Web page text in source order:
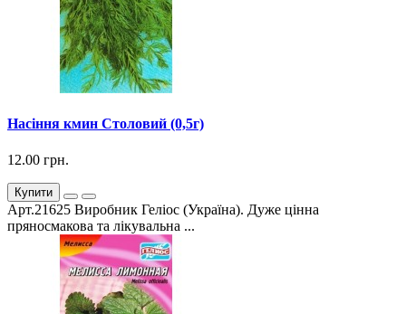
Насіння кмин Столовий (0,5г)
12.00 грн.
Купити
Арт.21625 Виробник Геліос (Україна). Дуже цінна
пряносмакова та лікувальна ...